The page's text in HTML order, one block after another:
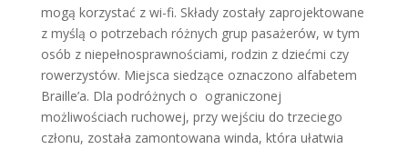
mogą korzystać z wi-fi. Składy zostały zaprojektowane
z myślą o potrzebach różnych grup pasażerów, w tym
osób z niepełnosprawnościami, rodzin z dziećmi czy
rowerzystów. Miejsca siedzące oznaczono alfabetem
Braille’a. Dla podróżnych o ograniczonej
możliwościach ruchowej, przy wejściu do trzeciego
członu, została zamontowana winda, która ułatwia